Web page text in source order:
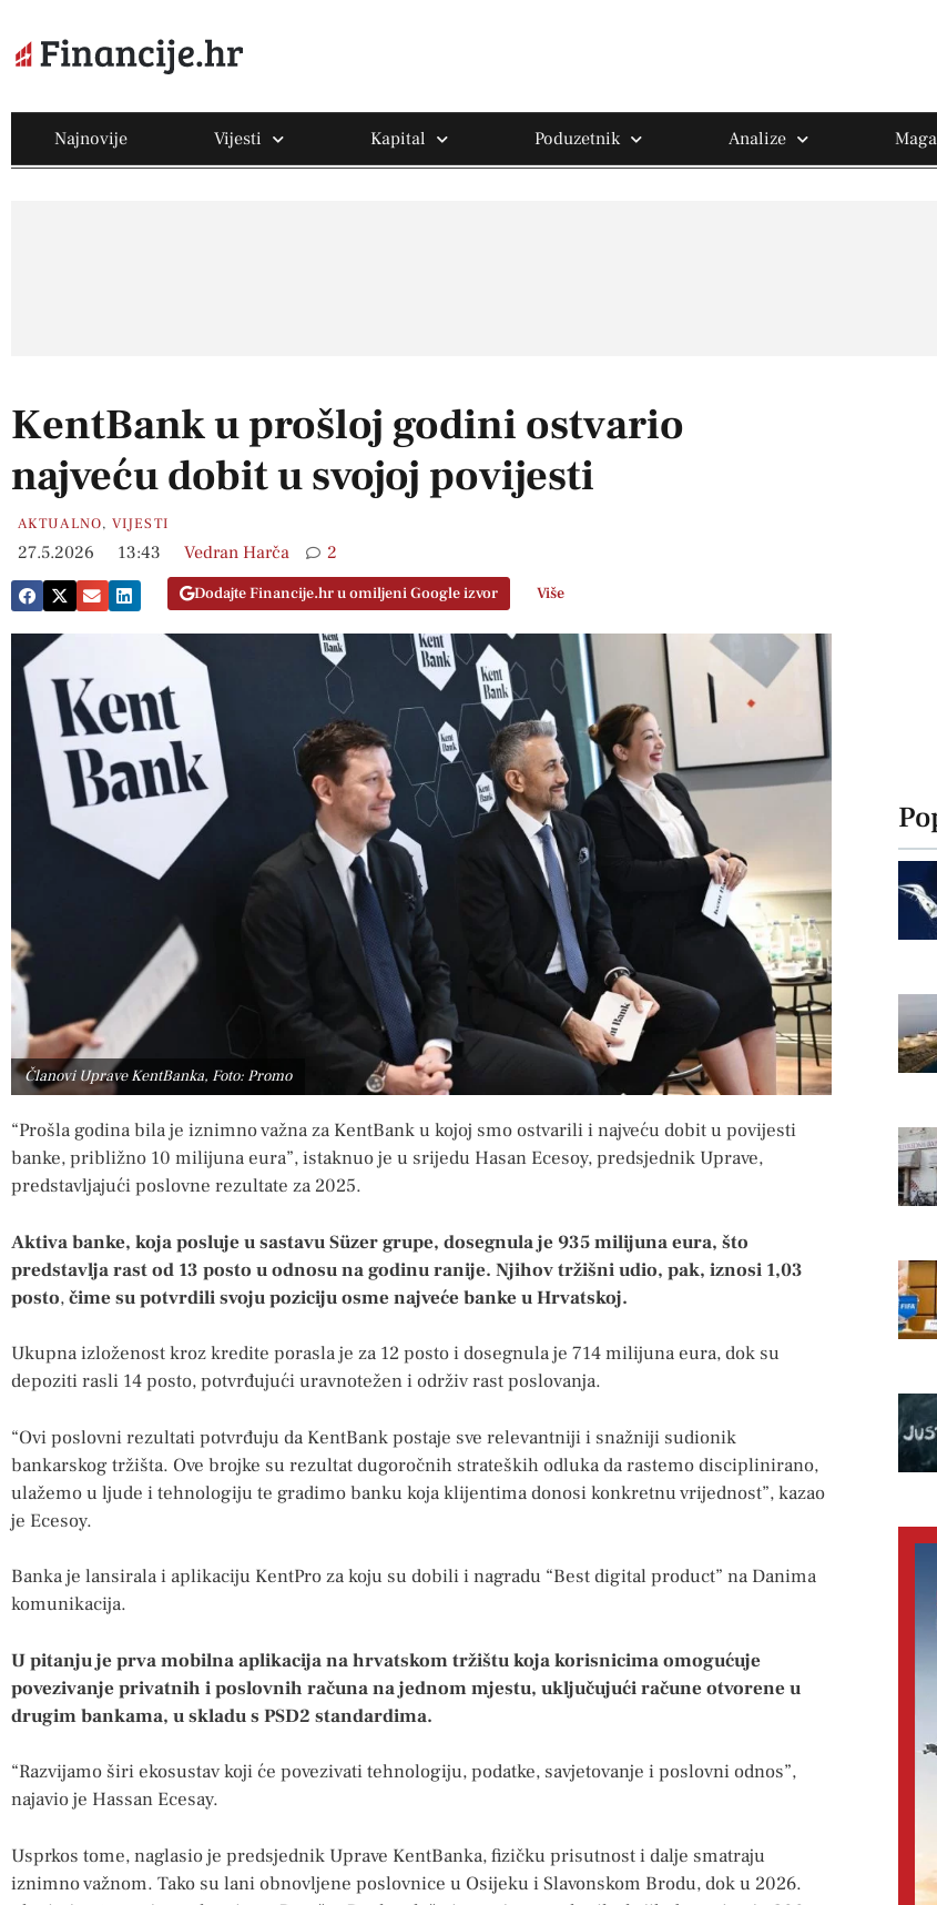
Najnovije Vijesti Kapital Poduzetnik Analize
KentBank u prošloj godini ostvario
najveću dobit u svojoj povijesti
AKTUALNO,VIJESTI
27.5.2026 13:43 Vedran Harča 2
Dodajte Financije.hr u omiljeni Google izvor Više
Članovi Uprave KentBanka, Foto: Promo
“Prošla godina bila je iznimno važna za KentBank u kojoj smo ostvarili i najveću dobit u povijesti
banke, približno 10 milijuna eura”, istaknuo je u srijedu Hasan Ecesoy, predsjednik Uprave,
predstavljajući poslovne rezultate za 2025.
Aktiva banke, koja posluje u sastavu Süzer grupe, dosegnula je 935 milijuna eura, što
predstavlja rast od 13 posto u odnosu na godinu ranije. Njihov tržišni udio, pak, iznosi 1,03
posto,čimesu potvrdili svoju poziciju osme najveće banke u Hrvatskoj.
Ukupna izloženost kroz kredite porasla je za 12 posto i dosegnula je 714 milijuna eura, dok su
depoziti rasli 14 posto, potvrđujući uravnotežen i održiv rast poslovanja.
“Ovi poslovni rezultati potvrđuju da KentBank postaje sve relevantniji i snažniji sudionik
bankarskog tržišta. Ove brojke su rezultat dugoročnih strateških odluka da rastemo disciplinirano,
ulažemo u ljude i tehnologiju te gradimo banku koja klijentima donosi konkretnu vrijednost”, kazao
je Ecesoy.
Banka je lansirala i aplikaciju KentPro za koju su dobili i nagradu “Best digital product” na Danima
komunikacija.
U pitanju je prva mobilna aplikacija na hrvatskom tržištu koja korisnicima omogućuje
povezivanje privatnih i poslovnih računa na jednom mjestu, uključujući račune otvorene u
drugim bankama, u skladu s PSD2 standardima.
“Razvijamo širi ekosustav koji će povezivati tehnologiju, podatke, savjetovanje i poslovni odnos”,
najavio je Hassan Ecesay.
Usprkos tome, naglasio je predsjednik Uprave KentBanka, fizičku prisutnost i dalje smatraju
iznimno važnom. Tako su lani obnovljene poslovnice u Osijeku i Slavonskom Brodu, dok u 2026.